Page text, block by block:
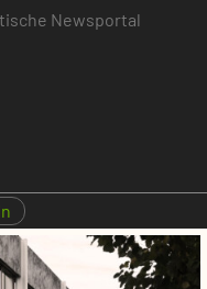
Newsportal